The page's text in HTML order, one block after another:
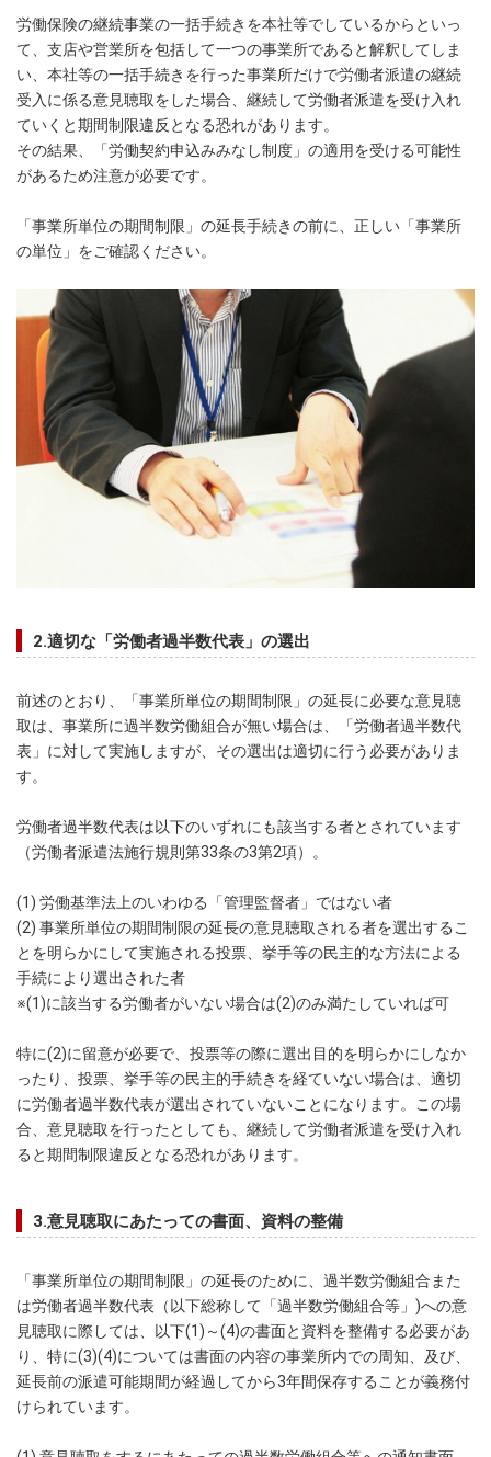
労働保険の継続事業の一括手続きを本社等でしているからといっ
て、支店や営業所を包括して一つの事業所であると解釈してしま
い、本社等の一括手続きを行った事業所だけで労働者派遣の継続
受入に係る意見聴取をした場合、継続して労働者派遣を受け入れ
ていくと期間制限違反となる恐れがあります。
その結果、「労働契約申込みみなし制度」の適用を受ける可能性
があるため注意が必要です。
「事業所単位の期間制限」の延長手続きの前に、正しい「事業所
の単位」をご確認ください。
2.適切な「労働者過半数代表」の選出
前述のとおり、「事業所単位の期間制限」の延長に必要な意見聴
取は、事業所に過半数労働組合が無い場合は、「労働者過半数代
表」に対して実施しますが、その選出は適切に行う必要がありま
す。
労働者過半数代表は以下のいずれにも該当する者とされています
（労働者派遣法施行規則第33条の3第2項）。
(1) 労働基準法上のいわゆる「管理監督者」ではない者
(2) 事業所単位の期間制限の延長の意見聴取される者を選出するこ
とを明らかにして実施される投票、挙手等の民主的な方法による
手続により選出された者
※(1)に該当する労働者がいない場合は(2)のみ満たしていれば可
特に(2)に留意が必要で、投票等の際に選出目的を明らかにしなか
ったり、投票、挙手等の民主的手続きを経ていない場合は、適切
に労働者過半数代表が選出されていないことになります。この場
合、意見聴取を行ったとしても、継続して労働者派遣を受け入れ
ると期間制限違反となる恐れがあります。
3.意見聴取にあたっての書面、資料の整備
「事業所単位の期間制限」の延長のために、過半数労働組合また
は労働者過半数代表（以下総称して「過半数労働組合等」)への意
見聴取に際しては、以下(1)～(4)の書面と資料を整備する必要があ
り、特に(3)(4)については書面の内容の事業所内での周知、及び、
延長前の派遣可能期間が経過してから3年間保存することが義務付
けられています。